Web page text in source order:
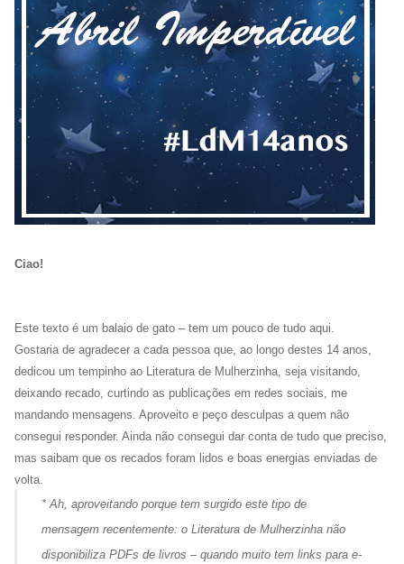
Ciao!
Este texto é um balaio de gato – tem um pouco de tudo aqui.
Gostaria de agradecer a cada pessoa que, ao longo destes 14 anos,
dedicou um tempinho ao Literatura de Mulherzinha, seja visitando,
deixando recado, curtindo as publicações em redes sociais, me
mandando mensagens. Aproveito e peço desculpas a quem não
consegui responder. Ainda não consegui dar conta de tudo que preciso,
mas saibam que os recados foram lidos e boas energias enviadas de
volta.
* Ah, aproveitando porque tem surgido este tipo de
mensagem recentemente: o Literatura de Mulherzinha não
disponibiliza PDFs de livros – quando muito tem links para e-